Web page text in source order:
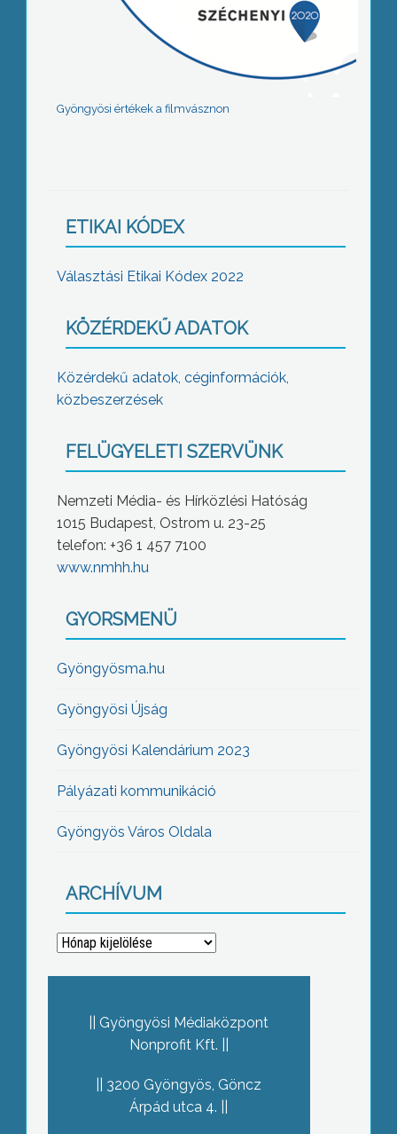
Gyöngyösi értékek a filmvásznon
ETIKAI KÓDEX
Választási Etikai Kódex 2022
KÖZÉRDEKŰ ADATOK
Közérdekű adatok, céginformációk,
közbeszerzések
FELÜGYELETI SZERVÜNK
Nemzeti Média- és Hírközlési Hatóság
1015 Budapest, Ostrom u. 23-25
telefon: +36 1 457 7100
www.nmhh.hu
GYORSMENÜ
Gyöngyösma.hu
Gyöngyösi Újság
Gyöngyösi Kalendárium 2023
Pályázati kommunikáció
Gyöngyös Város Oldala
ARCHÍVUM
Archívum
Gyöngyösi Médiaközpont
Nonprofit Kft.
3200 Gyöngyös, Göncz
Árpád utca 4.